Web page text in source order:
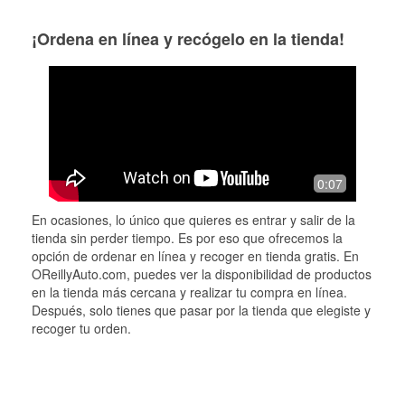
¡Ordena en línea y recógelo en la tienda!
0:07
En ocasiones, lo único que quieres es entrar y salir de la
tienda sin perder tiempo. Es por eso que ofrecemos la
opción de ordenar en línea y recoger en tienda gratis. En
OReillyAuto.com, puedes ver la disponibilidad de productos
en la tienda más cercana y realizar tu compra en línea.
Después, solo tienes que pasar por la tienda que elegiste y
recoger tu orden.